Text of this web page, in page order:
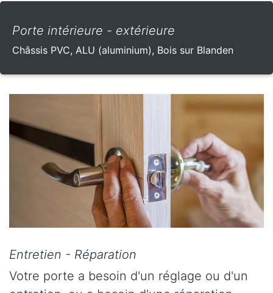
Porte intérieure - extérieure
Châssis PVC, ALU (aluminium), Bois sur Blanden
Entretien - Réparation
Votre porte a besoin d'un réglage ou d'un